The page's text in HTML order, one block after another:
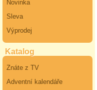
Novinka
Sleva
Výprodej
Katalog
Znáte z TV
Adventní kalendáře